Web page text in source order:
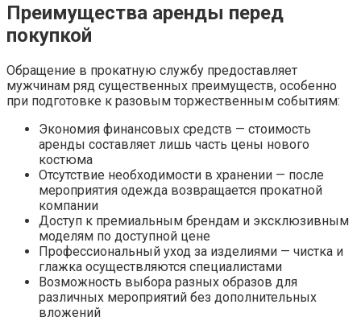
Преимущества аренды перед
покупкой
Обращение в прокатную службу предоставляет
мужчинам ряд существенных преимуществ, особенно
при подготовке к разовым торжественным событиям:
Экономия финансовых средств — стоимость
аренды составляет лишь часть цены нового
костюма
Отсутствие необходимости в хранении — после
мероприятия одежда возвращается прокатной
компании
Доступ к премиальным брендам и эксклюзивным
моделям по доступной цене
Профессиональный уход за изделиями — чистка и
глажка осуществляются специалистами
Возможность выбора разных образов для
различных мероприятий без дополнительных
вложений